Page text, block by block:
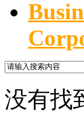
没有找